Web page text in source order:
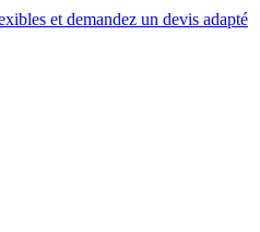
et demandez un devis adapté